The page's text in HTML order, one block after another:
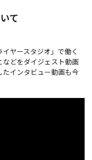
て
ヤースタジオ」で働く
どをダイジェスト動画
インタビュー動画も今